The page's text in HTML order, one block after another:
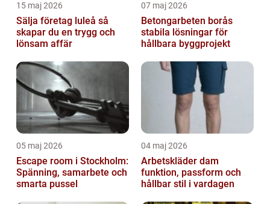
15 maj 2026
Sälja företag luleå så
skapar du en trygg och
lönsam affär
07 maj 2026
Betongarbeten borås
stabila lösningar för
hållbara byggprojekt
05 maj 2026
Escape room i Stockholm:
Spänning, samarbete och
smarta pussel
04 maj 2026
Arbetskläder dam
funktion, passform och
hållbar stil i vardagen